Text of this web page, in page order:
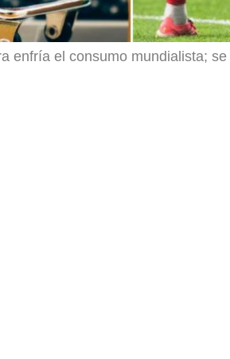
enfría el consumo mundialista;